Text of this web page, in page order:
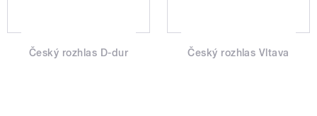
Český rozhlas D-dur Český rozhlas Vltava